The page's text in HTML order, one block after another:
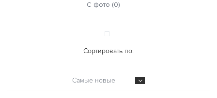
С фото (0)
Сортировать по:
Самые новые